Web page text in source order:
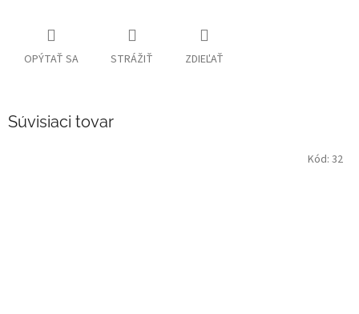
OPÝTAŤ SA STRÁŽIŤ ZDIEĽAŤ
Súvisiaci tovar
Kód: 32